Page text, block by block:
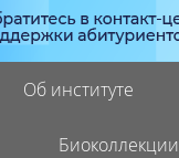
Об институте
Биоколлекции